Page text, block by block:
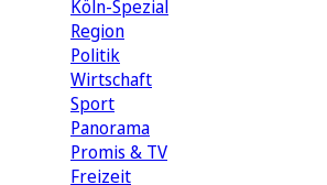
Köln-Spezial
Region
Politik
Wirtschaft
Sport
Panorama
Promis & TV
Freizeit